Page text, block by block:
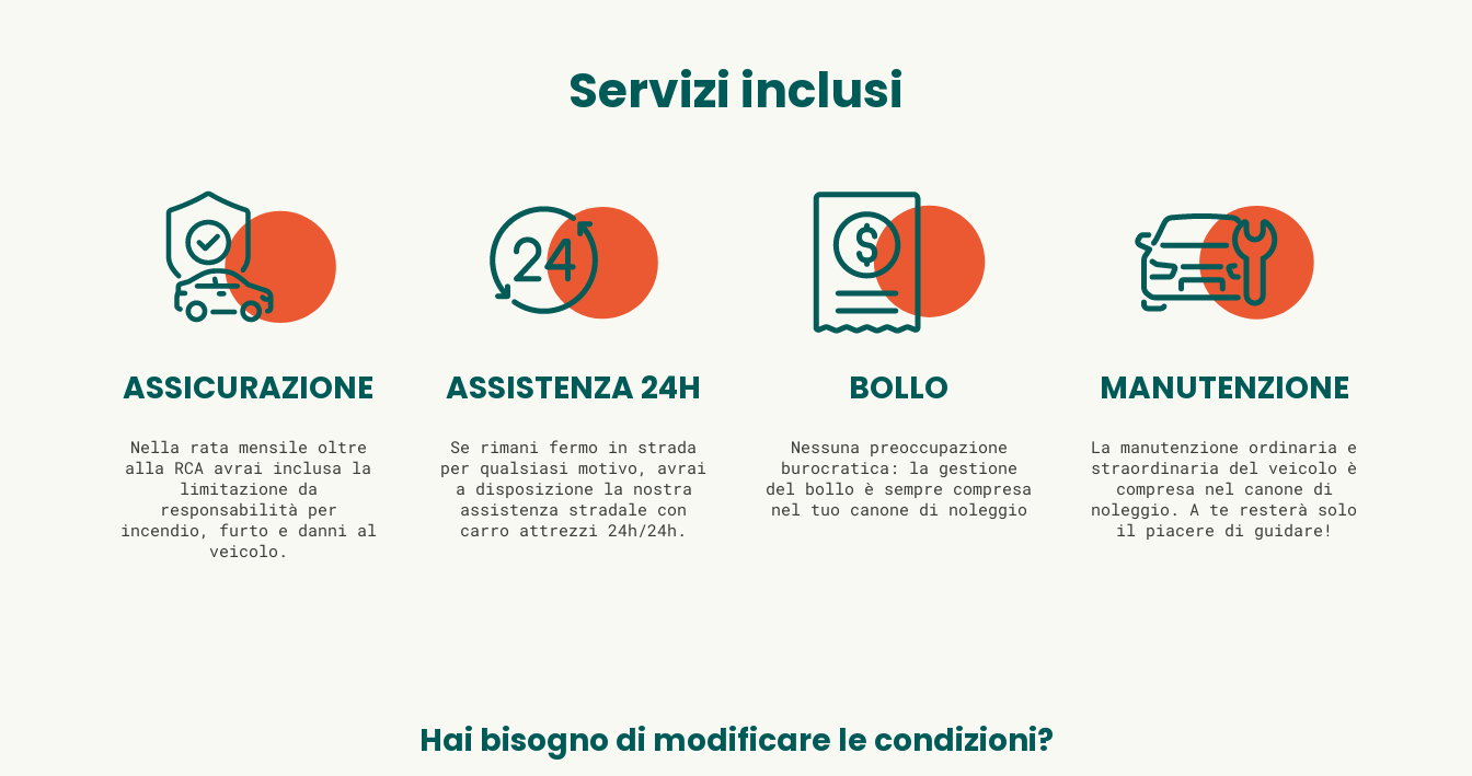
Servizi inclusi
ASSICURAZIONE
Nella rata mensile oltre
alla RCA avrai inclusa la
limitazione da
responsabilità per
incendio, furto e danni al
veicolo.
ASSISTENZA 24H
Se rimani fermo in strada
per qualsiasi motivo, avrai
a disposizione la nostra
assistenza stradale con
carro attrezzi 24h/24h.
BOLLO
Nessuna preoccupazione
burocratica: la gestione
del bollo è sempre compresa
nel tuo canone di noleggio
MANUTENZIONE
La manutenzione ordinaria e
straordinaria del veicolo è
compresa nel canone di
noleggio. A te resterà solo
il piacere di guidare!
Hai bisogno di modificare le condizioni?